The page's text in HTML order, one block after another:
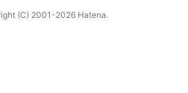
(C) 2001-2026 Hatena.